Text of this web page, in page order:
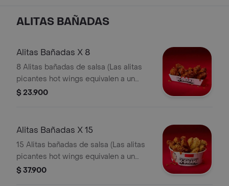
ALITAS BAÑADAS
Alitas Bañadas X 8
8 Alitas bañadas de salsa (Las alitas
picantes hot wings equivalen a un
trozo de ala)
$ 23.900
Alitas Bañadas X 15
15 Alitas bañadas de salsa (Las alitas
picantes hot wings equivalen a un
trozo de ala)
$ 37.900